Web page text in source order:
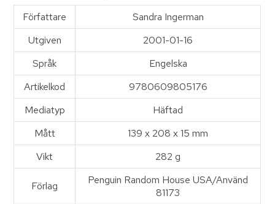
Författare
Sandra Ingerman
Utgiven
2001-01-16
Språk
Engelska
Artikelkod
9780609805176
Mediatyp
Häftad
Mått
139 x 208 x 15 mm
Vikt
282 g
Förlag
Penguin Random House USA/Använd
81173